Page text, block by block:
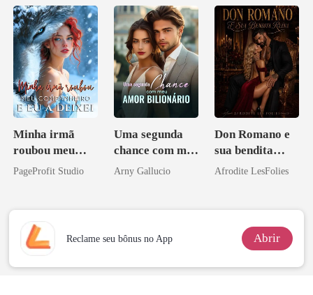
Arrependiment
Minha irmã
roubou meu
companheiro e
PageProfit Studio
Uma segunda
chance com meu
amor bilionário
Arny Gallucio
Don Romano e
sua bendita
ruína
Afrodite LesFolies
Reclame seu bônus no App Abrir